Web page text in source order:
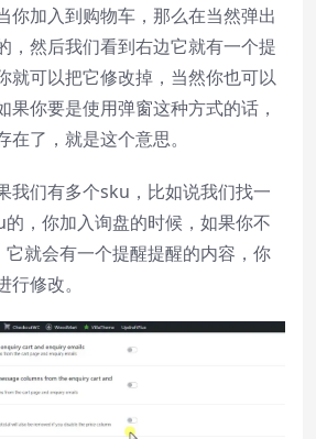
你加入到购物车，那么在当然弹出
，然后我们看到右边它就有一个提
就可以把它修改掉，当然你也可以
果你要是使用弹窗这种方式的话，
了，就是这个意思。
我们有多个sku，比如说我们找一
，你加入询盘的时候，如果你不
就会有一个提醒提醒的内容，你
修改。